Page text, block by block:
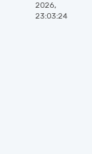
2026,
23:03:24